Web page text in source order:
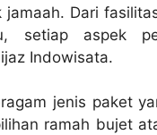
Dari
setiap aspek
Indowisata.
jenis paket
ramah bujet